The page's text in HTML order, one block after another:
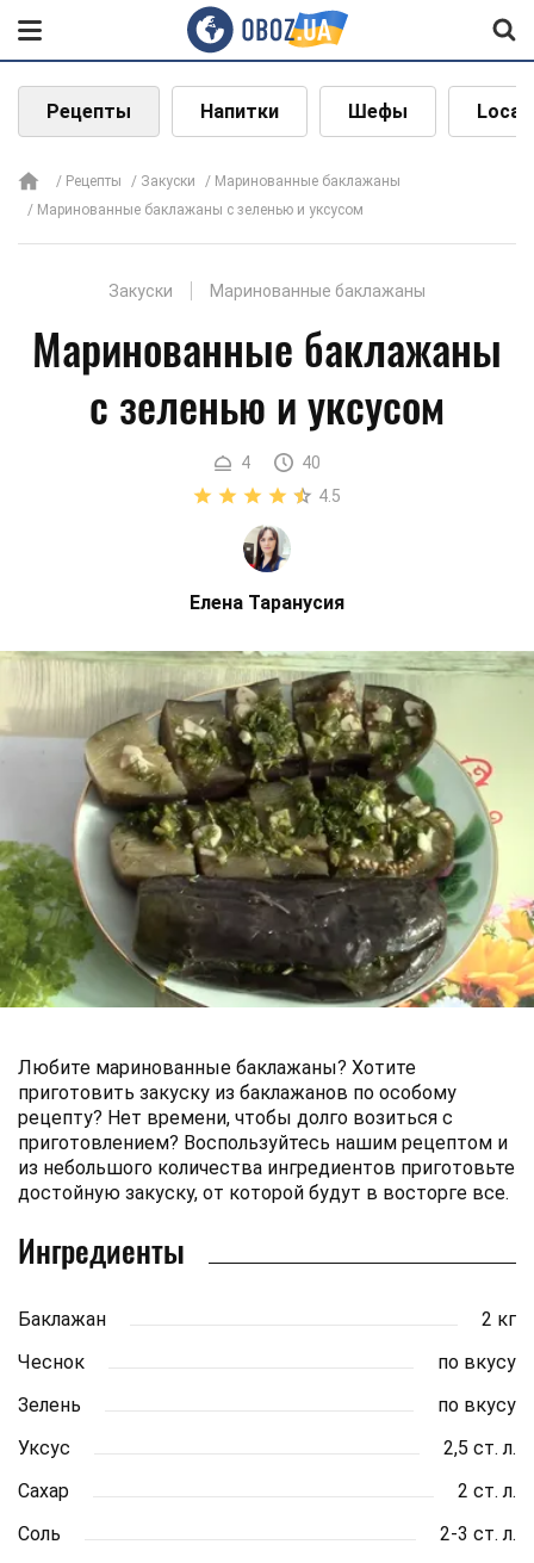
Рецепты Напитки Шефы Local
Рецепты Закуски
Маринованные баклажаны
Маринованные баклажаны с зеленью и уксусом
Закуски Маринованные баклажаны
Маринованные баклажаны
с зеленью и уксусом
4
40
4.5
Елена Таранусия
Любите маринованные баклажаны? Хотите
приготовить закуску из баклажанов по особому
рецепту? Нет времени, чтобы долго возиться с
приготовлением? Воспользуйтесь нашим рецептом и
из небольшого количества ингредиентов приготовьте
достойную закуску, от которой будут в восторге все.
Ингредиенты
Баклажан
2 кг
Чеснок
по вкусу
Зелень
по вкусу
Уксус
2,5 ст. л.
Сахар
2 ст. л.
Соль
2-3 ст. л.